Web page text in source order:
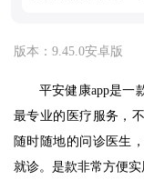
版本：9.45.0安卓版
平安健康app是一
最专业的医疗服务，
随时随地的问诊医生
就诊。是款非常方便实